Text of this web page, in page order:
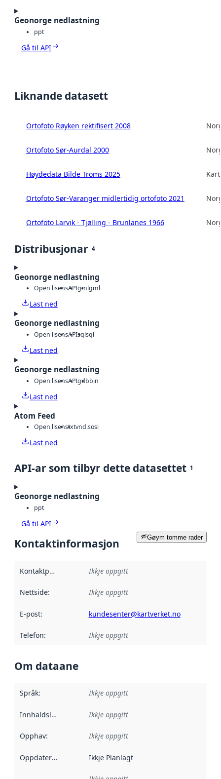
Geonorge nedlastning
ppt
Gå til API
Liknande datasett
Ortofoto Røyken rektifisert 2008
Ortofoto Sør-Aurdal 2000
Høydedata Bilde Troms 2025
Ortofoto Sør-Varanger midlertidig ortofoto 2021
Ortofoto Larvik - Tjølling - Brunlanes 1966
Distribusjonar 4
Geonorge nedlastning
Open lisensAPIgmlgml
Last ned
Geonorge nedlastning
Open lisensAPIsqlsql
Last ned
Geonorge nedlastning
Open lisensAPIgdbbin
Last ned
Atom Feed
Open lisenstxtvnd.sosi
Last ned
API-ar som tilbyr dette datasettet 1
Geonorge nedlastning
ppt
Gå til API
Gøym tomme rader
Kontaktinformasjon
Kontaktpunkt Ikkje oppgitt
Nettside: Ikkje oppgitt
E-post: kundesenter@kartverket.no
Telefon: Ikkje oppgitt
Om dataane
Språk: Ikkje oppgitt
Innhaldsleverandørar :
Ikkje oppgitt
Opphav: Ikkje oppgitt
Oppdateringsfrekvens :
Ikkje Planlagt